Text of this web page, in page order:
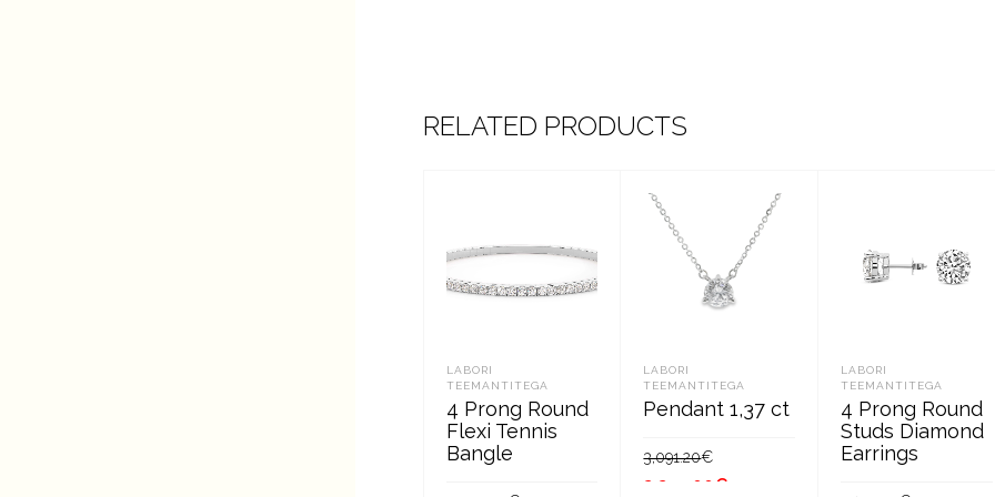
RELATED PRODUCTS
LABORI
TEEMANTITEGA
4 Prong Round
Flexi Tennis
Bangle
LABORI
TEEMANTITEGA
Pendant 1,37 ct
3,091.20€Algne
hind
2,295.00 €
Current
price
LABORI
TEEMANTITEGA
4 Prong Round
Studs Diamond
Earrings